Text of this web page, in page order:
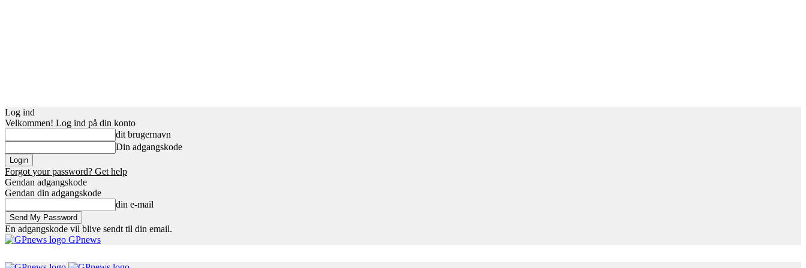
Log ind
Velkommen! Log ind på din konto
dit brugernavn
Din adgangskode
Forgot your password? Get help
Gendan adgangskode
Gendan din adgangskode
din e-mail
En adgangskode vil blive sendt til din email.
GPnews